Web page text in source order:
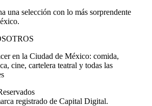
una selección con lo más sorprendente
en la Ciudad de México: comida,
cine, cartelera teatral y todas las
registrado de Capital Digital.